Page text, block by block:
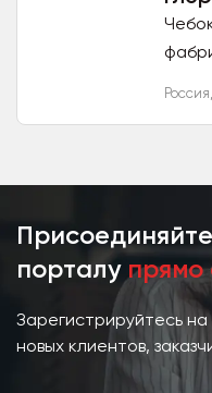
Россия,
порталу прямо
Зарегистрируйтесь
новых клиентов,